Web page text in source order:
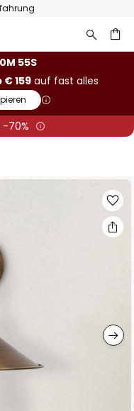
54S
€ 159auf fast alles
-70%